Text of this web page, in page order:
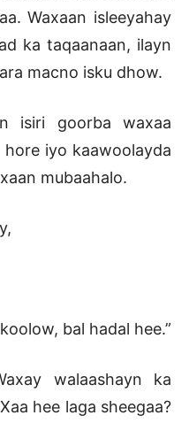
Waxaan isleeyahay
ka taqaanaan, ilayn
macno isku dhow.
isiri goorba waxaa
iyo kaawoolayda
mubaahalo.
bal hadal hee.”
walaashayn ka
hee laga sheegaa?